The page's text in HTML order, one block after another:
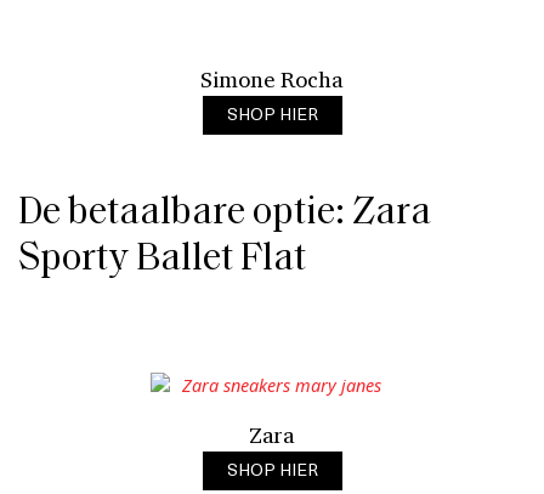
Simone Rocha
SHOP HIER
De betaalbare optie: Zara
Sporty Ballet Flat
Zara
SHOP HIER